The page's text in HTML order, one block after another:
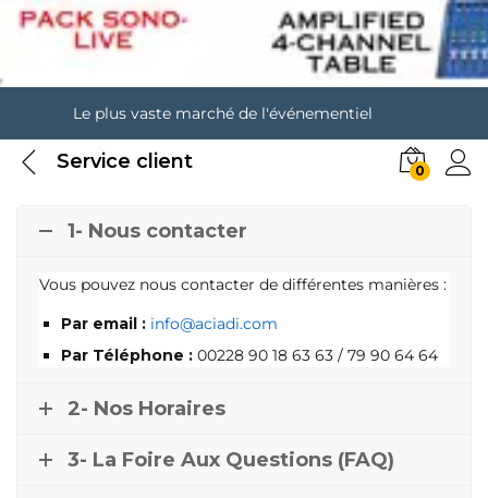
Le plus vaste marché de l'événementiel
Service client 0
1- Nous contacter
Vous pouvez nous contacter de différentes manières :
Par email : info@aciadi.com
Par Téléphone : 00228 90 18 63 63 / 79 90 64 64
2- Nos Horaires
3- La Foire Aux Questions (FAQ)